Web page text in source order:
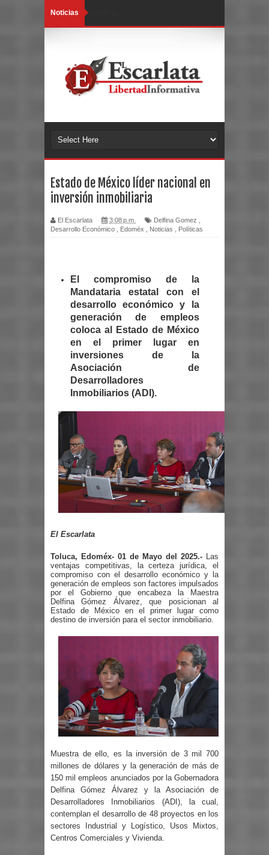
Noticias
Estado de México líder nacional en
inversión inmobiliaria
El Escarlata 3:08 p.m. Delfina Gomez
Desarrollo Económico
Edoméx Noticias Políticas
El compromiso de la
Mandataria estatal con el
desarrollo económico y la
generación de empleos
coloca al Estado de México
en el primer lugar en
inversiones de la
Asociación de
Desarrolladores
Inmobiliarios (ADI).
El Escarlata
Toluca, Edoméx- 01 de Mayo del 2025.- Las
ventajas competitivas, la certeza jurídica, el
compromiso con el desarrollo económico y la
generación de empleos son factores impulsados
por el Gobierno que encabeza la Maestra
Delfina Gómez Álvarez, que posicionan al
Estado de México en el primer lugar como
destino de inversión para el sector inmobiliario.
Muestra de ello, es la inversión de 3 mil 700
millones de dólares y la generación de más de
150 mil empleos anunciados por la Gobernadora
Delfina Gómez Álvarez y la Asociación de
Desarrolladores Inmobiliarios (ADI), la cual,
contemplan el desarrollo de 48 proyectos en los
sectores Industrial y Logístico, Usos Mixtos,
Centros Comerciales y Vivienda.